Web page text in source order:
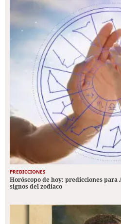
PREDICCIONES
Horóscopo de hoy: predicciones para
signos del zodiaco